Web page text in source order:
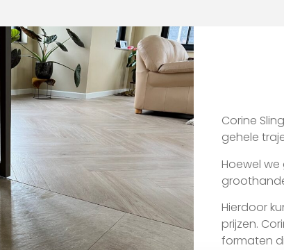
Corine
gehele
Hoewel
Hierdoor
prijzen.
formaten